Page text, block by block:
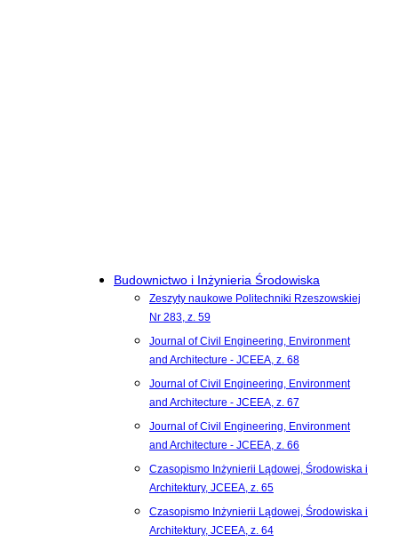
Budownictwo i Inżynieria Środowiska
Zeszyty naukowe Politechniki Rzeszowskiej
Nr 283, z. 59
Journal of Civil Engineering, Environment
and Architecture - JCEEA, z. 68
Journal of Civil Engineering, Environment
and Architecture - JCEEA, z. 67
Journal of Civil Engineering, Environment
and Architecture - JCEEA, z. 66
Czasopismo Inżynierii Lądowej, Środowiska i
Architektury, JCEEA, z. 65
Czasopismo Inżynierii Lądowej, Środowiska i
Architektury, JCEEA, z. 64